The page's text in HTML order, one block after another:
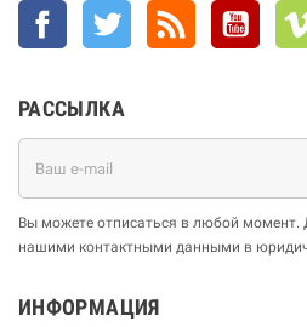
Facebook Twitter
РАССЫЛКА
Вы можете отписаться в любой момент.
нашими контактными данными в
ИНФОРМАЦИЯ